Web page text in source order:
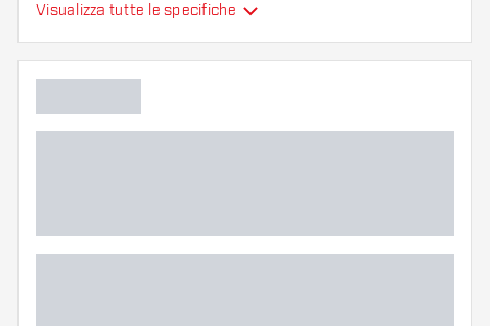
barrel
Colore del barrel
Visualizza tutte le specifiche